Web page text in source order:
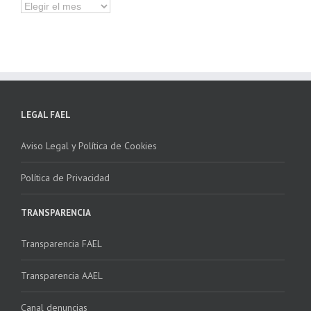
Hemeroteca
LEGAL FAEL
Aviso Legal y Política de Cookies
Política de Privacidad
TRANSPARENCIA
Transparencia FAEL
Transparencia AAEL
Canal denuncias